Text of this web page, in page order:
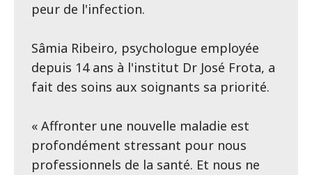
peur de l'infection.
Sâmia Ribeiro, psychologue employée
depuis 14 ans à l'institut Dr José Frota, a
fait des soins aux soignants sa priorité.
« Affronter une nouvelle maladie est
profondément stressant pour nous
professionnels de la santé. Et nous ne